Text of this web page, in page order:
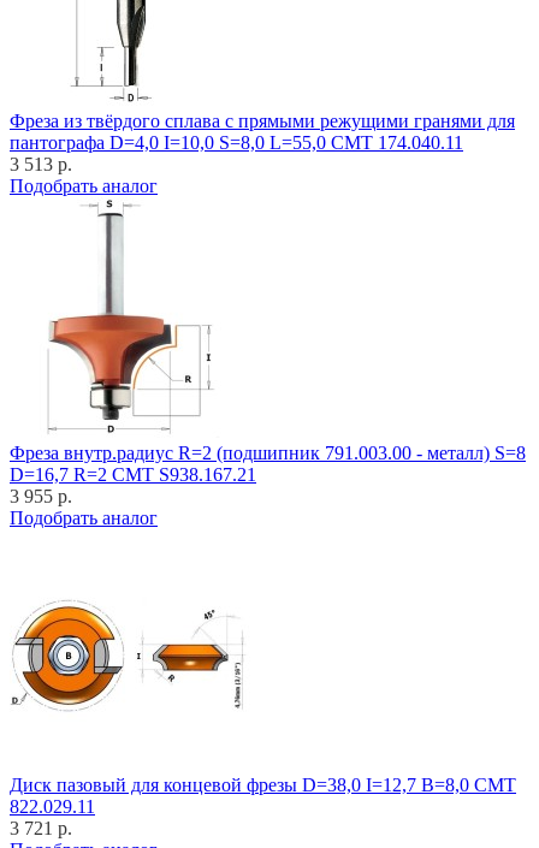
Фреза из твёрдого сплава с прямыми режущими гранями для
пантографа D=4,0 I=10,0 S=8,0 L=55,0 CMT 174.040.11
3 513 р.
Подобрать аналог
Фреза внутр.радиус R=2 (подшипник 791.003.00 - металл) S=8
D=16,7 R=2 CMT S938.167.21
3 955 р.
Подобрать аналог
Диск пазовый для концевой фрезы D=38,0 I=12,7 B=8,0 CMT
822.029.11
3 721 р.